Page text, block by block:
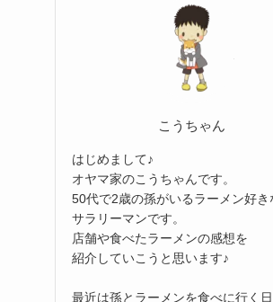
こうちゃん
はじめまして♪
オヤマ家のこうちゃんです。
50代で2歳の孫がいるラーメン好き
サラリーマンです。
店舗や食べたラーメンの感想を
紹介していこうと思います♪
最近は孫とラーメンを食べに行く